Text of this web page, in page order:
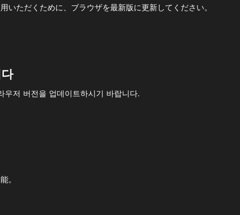
いただくために、ブラウザを最新版に更新してください。
저 버전을 업데이트하시기 바랍니다.
。